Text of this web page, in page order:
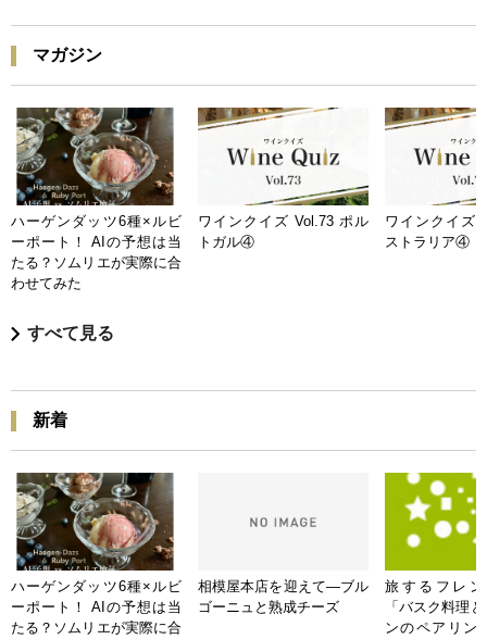
マガジン
ハーゲンダッツ6種×ルビ
ーポート！ AIの予想は当
たる？ソムリエが実際に合
わせてみた
ワインクイズ Vol.73 ポル
トガル④
ワインクイズ
ストラリア④
すべて見る
新着
ハーゲンダッツ6種×ルビ
ーポート！ AIの予想は当
たる？ソムリエが実際に合
相模屋本店を迎えて―ブル
ゴーニュと熟成チーズ
旅するフレン
「バスク料理
ンのペアリン